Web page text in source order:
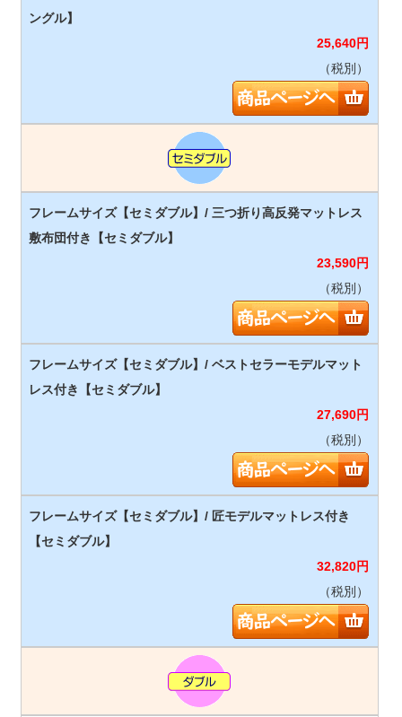
25,640円
（税別）
23,590円
（税別）
27,690円
（税別）
32,820円
（税別）